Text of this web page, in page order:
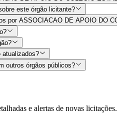
este órgão licitante?
por ASSOCIACAO DE APOIO DO
atualizados?
outros órgãos públicos?
e alertas de novas licitações.